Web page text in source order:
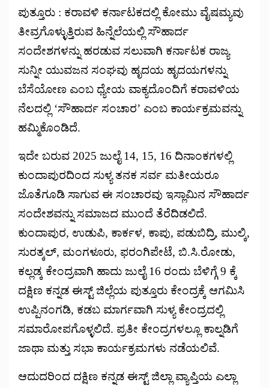
ಪುತ್ತೂರು : ಕರಾವಳಿ ಕರ್ನಾಟಕದಲ್ಲಿ ಕೋಮು ವೈಷಮ್ಯವು
ತೀವ್ರಗೊಳ್ಳುತ್ತಿರುವ ಹಿನ್ನೆಲೆಯಲ್ಲಿ ಸೌಹಾರ್ದ
ಸಂದೇಶಗಳನ್ನು ಹರಡುವ ಸಲುವಾಗಿ ಕರ್ನಾಟಕ ರಾಜ್ಯ
ಸುನ್ನೀ ಯುವಜನ ಸಂಘವು ಹೃದಯ ಹೃದಯಗಳನ್ನು
ಬೆಸೆಯೋಣ ಎಂಬ ಧ್ಯೇಯ ವಾಕ್ಯದೊಂದಿಗೆ ಕರಾವಳಿಯ
ನೆಲದಲ್ಲಿ ‘ಸೌಹಾರ್ದ ಸಂಚಾರ’ ಎಂಬ ಕಾರ್ಯಕ್ರಮವನ್ನು
ಹಮ್ಮಿಕೊಂಡಿದೆ.
ಇದೇ ಬರುವ 2025 ಜುಲೈ 14, 15, 16 ದಿನಾಂಕಗಳಲ್ಲಿ
ಕುಂದಾಪುರದಿಂದ ಸುಳ್ಯ ತನಕ ಸರ್ವ ಮತೀಯರೂ
ಜೊತೆಗೂಡಿ ಸಾಗುವ ಈ ಸಂಚಾರವು ಇಸ್ಲಾಮಿನ ಸೌಹಾರ್ದ
ಸಂದೇಶವನ್ನು ಸಮಾಜದ ಮುಂದೆ ತೆರೆದಿಡಲಿದೆ.
ಕುಂದಾಪುರ, ಉಡುಪಿ, ಕಾರ್ಕಳ, ಕಾಪು, ಪಡುಬಿದ್ರಿ, ಮುಲ್ಕಿ,
ಸುರತ್ಕಲ್, ಮಂಗಳೂರು, ಫರಂಗಿಪೇಟೆ, ಬಿ.ಸಿ.ರೋಡು,
ಕಲ್ಲಡ್ಕ ಕೇಂದ್ರವಾಗಿ ಹಾದು ಜುಲೈ 16 ರಂದು ಬೆಳಿಗ್ಗೆ 9 ಕ್ಕೆ
ದಕ್ಷಿಣ ಕನ್ನಡ ಈಸ್ಟ್ ಜಿಲ್ಲೆಯ ಪುತ್ತೂರು ಕೇಂದ್ರಕ್ಕೆ ಆಗಮಿಸಿ
ಉಪ್ಪಿನಂಗಡಿ, ಕಡಬ ಮಾರ್ಗವಾಗಿ ಸುಳ್ಯ ಕೇಂದ್ರದಲ್ಲಿ
ಸಮಾರೋಪಗೊಳ್ಳಲಿದೆ. ಪ್ರತೀ ಕೇಂದ್ರಗಳಲ್ಲೂ ಕಾಲ್ನಡಿಗೆ
ಜಾಥಾ ಮತ್ತು ಸಭಾ ಕಾರ್ಯಕ್ರಮಗಳು ನಡೆಯಲಿವೆ.
ಆದುದರಿಂದ ದಕ್ಷಿಣ ಕನ್ನಡ ಈಸ್ಟ್ ಜಿಲ್ಲಾ ವ್ಯಾಪ್ತಿಯ ಎಲ್ಲಾ